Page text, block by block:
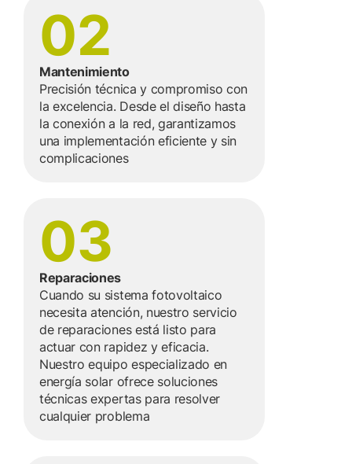
02
Mantenimiento
Precisión técnica y compromiso con
la excelencia. Desde el diseño hasta
la conexión a la red, garantizamos
una implementación eficiente y sin
complicaciones
03
Reparaciones
Cuando su sistema fotovoltaico
necesita atención, nuestro servicio
de reparaciones está listo para
actuar con rapidez y eficacia.
Nuestro equipo especializado en
energía solar ofrece soluciones
técnicas expertas para resolver
cualquier problema